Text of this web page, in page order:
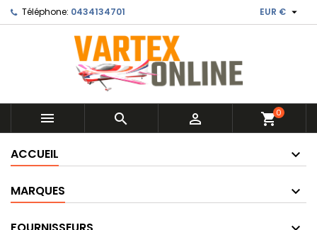
Téléphone: 0434134701 EUR € 
   shopping_cart0
ACCUEIL
MARQUES